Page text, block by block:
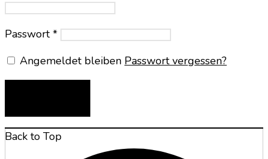
Passwort*
Angemeldet bleiben Passwort vergessen?
Back to Top